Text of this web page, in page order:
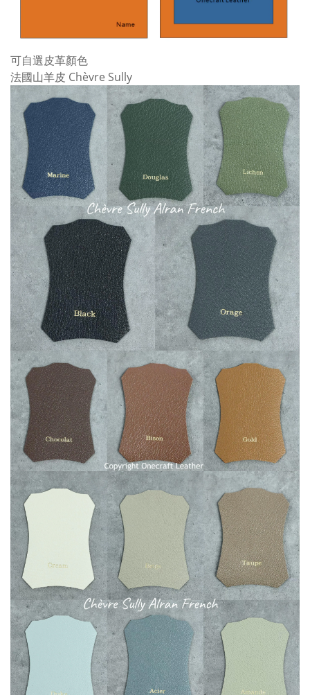
可自選皮革顏色
法國山羊皮 Chèvre Sully